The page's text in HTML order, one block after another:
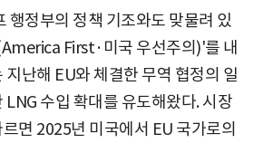
행정부의 정책 기조와도 맞물려 있
First·미국 우선주의)'를 내
난해 EU와 체결한 무역 협정의 일
수입 확대를 유도해왔다. 시장
면 2025년 미국에서 EU 국가로의